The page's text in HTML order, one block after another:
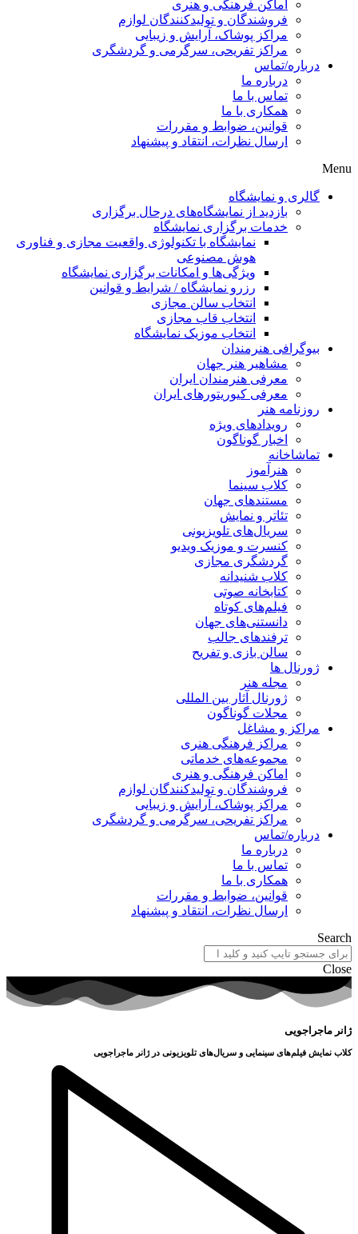
اماکن فرهنگی و هنری
فروشندگان و تولیدکنندگان لوازم
مراکز پوشاک، آرایش و زیبایی
مراکز تفریحی، سرگرمی و گردشگری
درباره/تماس
درباره ما
تماس با ما
همکاری با ما
قوانین، ضوابط و مقررات
ارسال نظرات، انتقاد و پیشنهاد
Menu
گالری و نمایشگاه
بازدید از نمایشگاه‌های درحال برگزاری
خدمات برگزاری نمایشگاه
نمایشگاه با تکنولوژی واقعیت مجازی و فناوری
هوش مصنوعی
ویژگی‌ها و امکانات برگزاری نمایشگاه
رزرو نمایشگاه / شرایط و قوانین
انتخاب سالن مجازی
انتخاب قاب مجازی
انتخاب موزیک نمایشگاه
بیوگرافی هنرمندان
مشاهیر هنر جهان
معرفی هنرمندان ایران
معرفی کیوریتورهای ایران
روزنامه هنر
رویدادهای ویژه
اخبار گوناگون
تماشاخانه
هنرآموز
کلاب سینما
مستندهای جهان
تئاتر و نمایش
سریال‌های تلویزیونی
کنسرت و موزیک ویدیو
گردشگری مجازی
کلاب شنیدانه
کتابخانه صوتی
فیلم‌های کوتاه
دانستنی‌های جهان
ترفندهای جالب
سالن بازی و تفریح
ژورنال ها
مجله هنر
ژورنال آثار بین المللی
مجلات گوناگون
مراکز و مشاغل
مراکز فرهنگی هنری
مجموعه‌های خدماتی
اماکن فرهنگی و هنری
فروشندگان و تولیدکنندگان لوازم
مراکز پوشاک، آرایش و زیبایی
مراکز تفریحی، سرگرمی و گردشگری
درباره/تماس
درباره ما
تماس با ما
همکاری با ما
قوانین، ضوابط و مقررات
ارسال نظرات، انتقاد و پیشنهاد
Search
Close
ژانر ماجراجویی
کلاب نمایش فیلم‌های سینمایی و سریال‌های تلویزیونی در ژانر ماجراجویی